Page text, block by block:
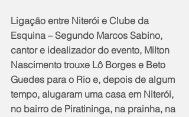
Ligação entre Niterói e Clube da
Esquina – Segundo Marcos Sabino,
cantor e idealizador do evento, Milton
Nascimento trouxe Lô Borges e Beto
Guedes para o Rio e, depois de algum
tempo, alugaram uma casa em Niterói,
no bairro de Piratininga, na prainha, na